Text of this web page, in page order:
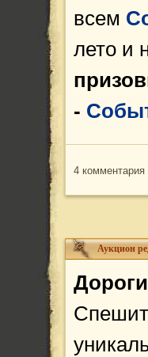
всем
лето и
-
4 комментария
Аукцион